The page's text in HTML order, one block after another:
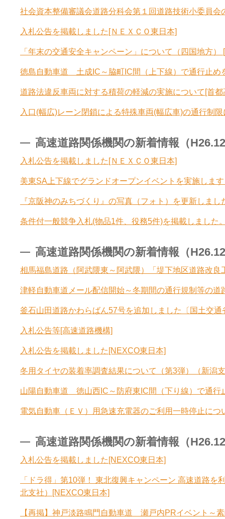
社会資本整備審議会道路分科会第１回道路技術小委員会
入札公告を掲載しました[ＮＥＸＣＯ東日本]
「年末の交通安全キャンペーン」について（四国地方）
徳島自動車道 土成IC～脇町IC間（上下線）で通行止め
道路法違反車両に対する積荷の軽減の実施について[首都
入口(幅広)レーン閉鎖による特殊車両(幅広車)の通行制
高速道路関係機関の新着情報（
入札公告を掲載しました[ＮＥＸＣＯ東日本]
美東SA上下線でグランドオープンイベントを実施しま
『京阪神のみちづくり』の写真（フォト）を更新しまし
条件付一般競争入札(物品1件、役務5件)を掲載しました
高速道路関係機関の新着情報（
相馬福島道路（阿武隈東～阿武隈）「堤下地区道路改
津軽自動車道メール配信開始～冬期間の通行規制等の
釜石山田道路かわらばん57号を追加しました〔国土交通
入札公告等[高速道路機構]
入札公告を掲載しました[NEXCO東日本]
冬用タイヤの装着率調査結果について（第3弾）（新潟
山陽自動車道 徳山西IC～防府東IC間（下り線）で通行
電気自動車（ＥＶ）用急速充電器のご利用一時停止につ
高速道路関係機関の新着情報（
入札公告を掲載しました[NEXCO東日本]
「ドラ得」第10弾！ 東北復興キャンペーン 高速道路
北支社）[NEXCO東日本]
【再掲】神戸淡路鳴門自動車道 瀬戸内PRイベント～